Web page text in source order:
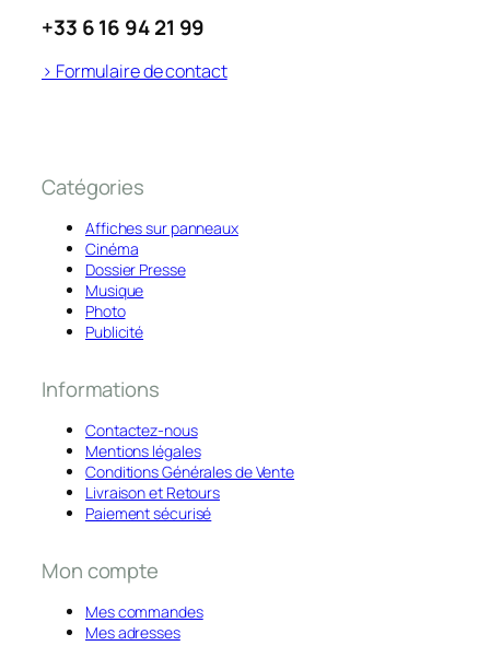
+33 6 16 94 21 99
> Formulaire de contact
Catégories
Affiches sur panneaux
Cinéma
Dossier Presse
Musique
Photo
Publicité
Informations
Contactez-nous
Mentions légales
Conditions Générales de Vente
Livraison et Retours
Paiement sécurisé
Mon compte
Mes commandes
Mes adresses